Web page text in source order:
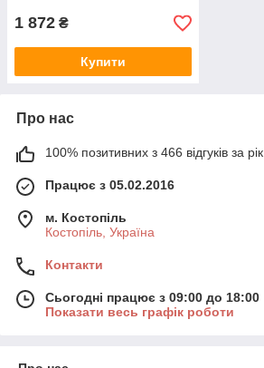
1 872 ₴
Купити
Про нас
100% позитивних з 466 відгуків за рік
Працює з 05.02.2016
м. Костопіль
Костопіль, Україна
Контакти
Сьогодні працює з 09:00 до 18:00
Показати весь графік роботи